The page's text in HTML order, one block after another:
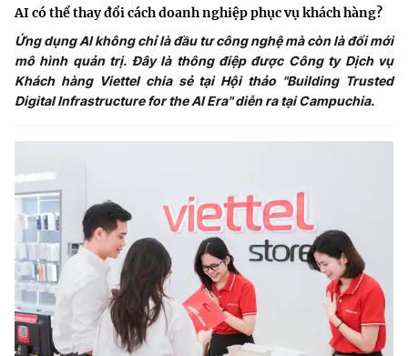
AI có thể thay đổi cách doanh nghiệp phục vụ khách hàng?
Ứng dụng AI không chỉ là đầu tư công nghệ mà còn là đổi mới
mô hình quản trị. Đây là thông điệp được Công ty Dịch vụ
Khách hàng Viettel chia sẻ tại Hội thảo "Building Trusted
Digital Infrastructure for the AI Era" diễn ra tại Campuchia.